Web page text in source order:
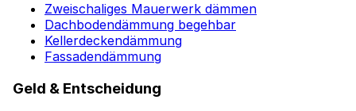
Zweischaliges Mauerwerk dämmen
Dachbodendämmung begehbar
Kellerdeckendämmung
Fassadendämmung
Geld & Entscheidung